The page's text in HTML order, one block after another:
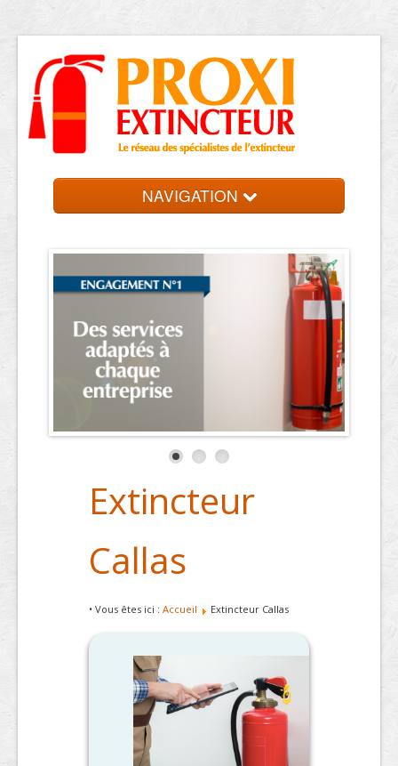
NAVIGATION
Extincteur
Callas
• Vous êtes ici : Accueil Extincteur Callas